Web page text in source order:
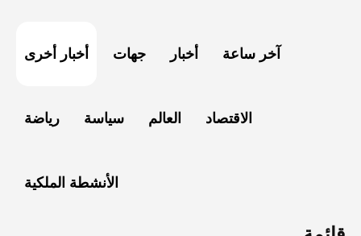
أخبار أخرى جهات أخبار آخر ساعة
رياضة سياسة العالم الاقتصاد
الأنشطة الملكية